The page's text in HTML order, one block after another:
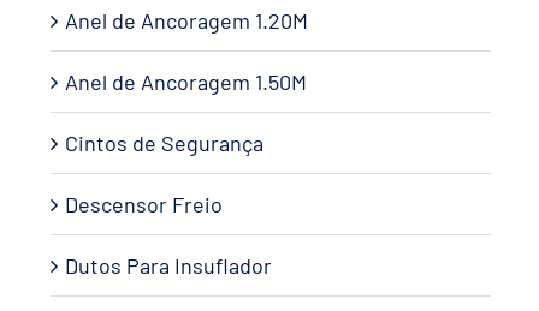
Anel de Ancoragem 1.20M
Anel de Ancoragem 1.50M
Cintos de Segurança
Descensor Freio
Dutos Para Insuflador